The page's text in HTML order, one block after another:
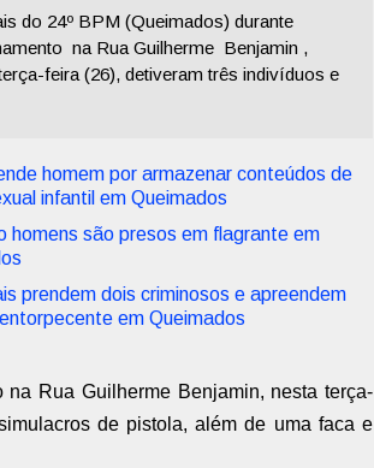
do 24º BPM (Queimados) durante
na Rua Guilherme Benjamin ,
feira (26), detiveram três indivíduos e
homem por armazenar conteúdos de
infantil em Queimados
homens são presos em flagrante em
prendem dois criminosos e apreendem
em Queimados
na Rua Guilherme Benjamin, nesta terça-
de pistola, além de uma faca e